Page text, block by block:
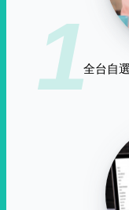
1全台自